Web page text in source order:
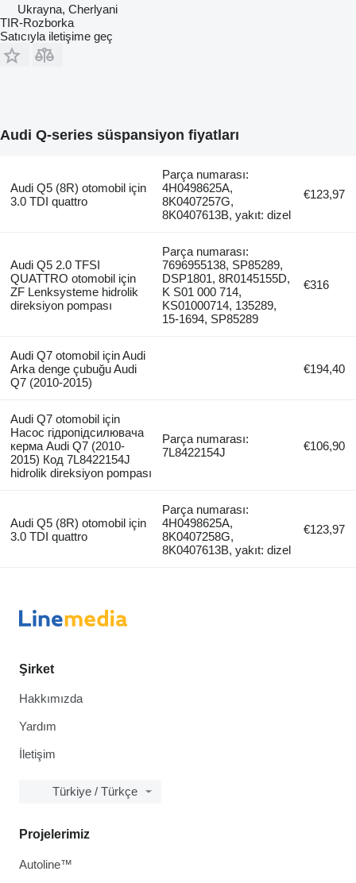
Ukrayna, Cherlyani
TIR-Rozborka
Satıcıyla iletişime geç
Audi Q-series süspansiyon fiyatları
Audi Q5 (8R) otomobil için
3.0 TDI quattro
Parça numarası:
4H0498625A,
8K0407257G,
8K0407613B, yakıt: dizel
€123,97
Audi Q5 2.0 TFSI
QUATTRO otomobil için
ZF Lenksysteme hidrolik
direksiyon pompası
Parça numarası:
7696955138, SP85289,
DSP1801, 8R0145155D,
K S01 000 714,
KS01000714, 135289,
15-1694, SP85289
€316
Audi Q7 otomobil için Audi
Arka denge çubuğu Audi
Q7 (2010-2015)
€194,40
Audi Q7 otomobil için
Насос гідропідсилювача
керма Аudi Q7 (2010-
2015) Код 7L8422154J
hidrolik direksiyon pompası
Parça numarası:
7L8422154J
€106,90
Audi Q5 (8R) otomobil için
3.0 TDI quattro
Parça numarası:
4H0498625A,
8K0407258G,
8K0407613B, yakıt: dizel
€123,97
Şirket
Hakkımızda
Yardım
İletişim
Türkiye / Türkçe
Projelerimiz
Autoline™